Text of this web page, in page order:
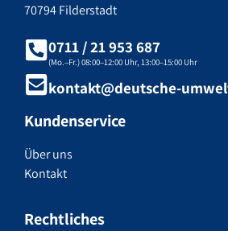
70794 Filderstadt
0711 / 21 953 687
(Mo.–Fr.) 08:00–12:00 Uhr, 13:00–15:00 Uhr
kontakt@deutsche-
Kundenservice
Über uns
Kontakt
Rechtliches